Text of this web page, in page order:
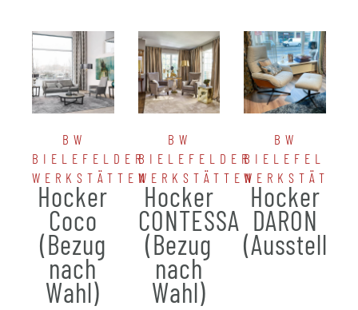
BW
BIELEFELDER
WERKSTÄTTEN
Hocker
Coco
(Bezug
nach
Wahl)
BW
BIELEFELDER
WERKSTÄTTEN
Hocker
CONTESSA
(Bezug
nach
Wahl)
BW
BIELEFELDER
Hocker
DARON